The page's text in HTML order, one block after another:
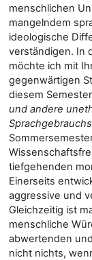
menschlichen
mangelndem
ideologische
verständigen. In
möchte ich mit
gegenwärtigen
diesem
und andere
Sprachgebrauchs
tiefgehenden
Einerseits
aggressive und
Gleichzeitig ist
menschliche
abwertenden
nicht nichts,